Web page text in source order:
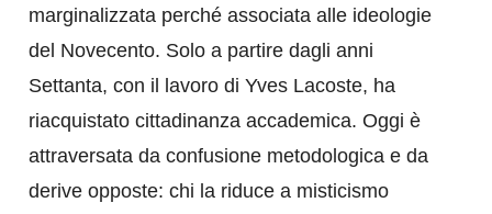
marginalizzata perché associata alle ideologie
del Novecento. Solo a partire dagli anni
Settanta, con il lavoro di Yves Lacoste, ha
riacquistato cittadinanza accademica. Oggi è
attraversata da confusione metodologica e da
derive opposte: chi la riduce a misticismo